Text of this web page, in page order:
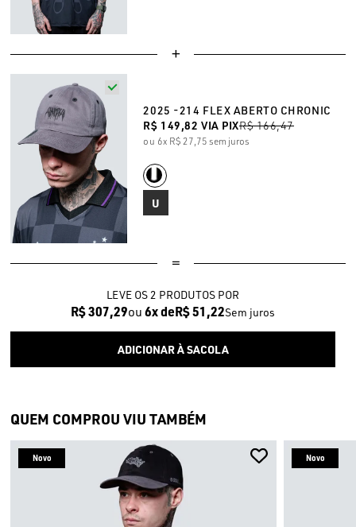
2025 -214 FLEX ABERTO CHRONIC
R$ 149,82 VIA PIXR$ 166,47
6x R$ 27,75 sem juros
U
LEVE OS 2 PRODUTOS
R$ 307,29 6x R$ 51,22Sem juros
QUEM COMPROU VIU TAMBÉM
Novo Novo